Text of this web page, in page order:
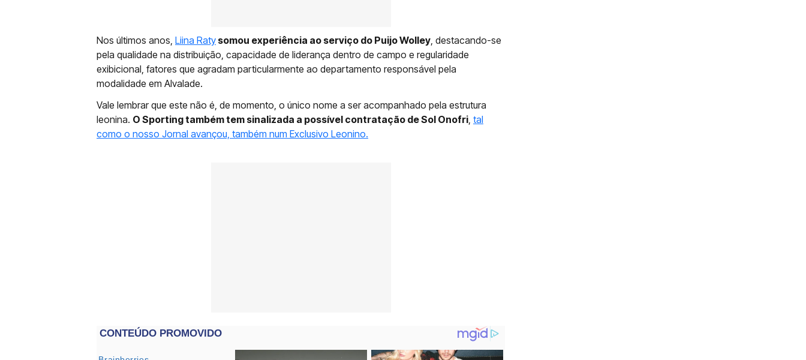
Nos últimos anos, Liina Raty somou experiência ao serviço do Puijo Wolley , destacando-se
pela qualidade na distribuição, capacidade de liderança dentro de campo e regularidade
exibicional, fatores que agradam particularmente ao departamento responsável pela
modalidade em Alvalade.
Vale lembrar que este não é, de momento, o único nome a ser acompanhado pela estrutura
leonina. O Sporting também tem sinalizada a possível contratação de Sol Onofri tal
como o nosso Jornal avançou, também num Exclusivo Leonino.